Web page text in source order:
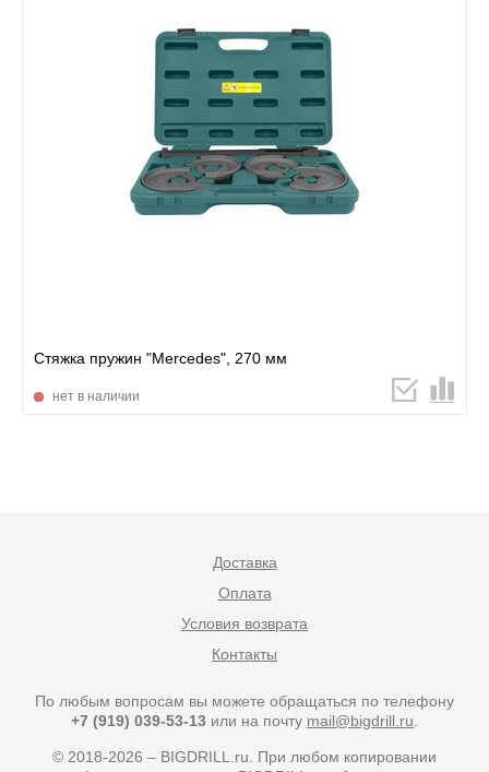
Стяжка пружин "Mercedes", 270 мм
нет в наличии
Доставка
Оплата
Условия возврата
Контакты
По любым вопросам вы можете обращаться по телефону
+7 (919) 039-53-13 или на почту mail@bigdrill.ru
© 2018-2026 – BIGDRILL.ru. При любом копировании